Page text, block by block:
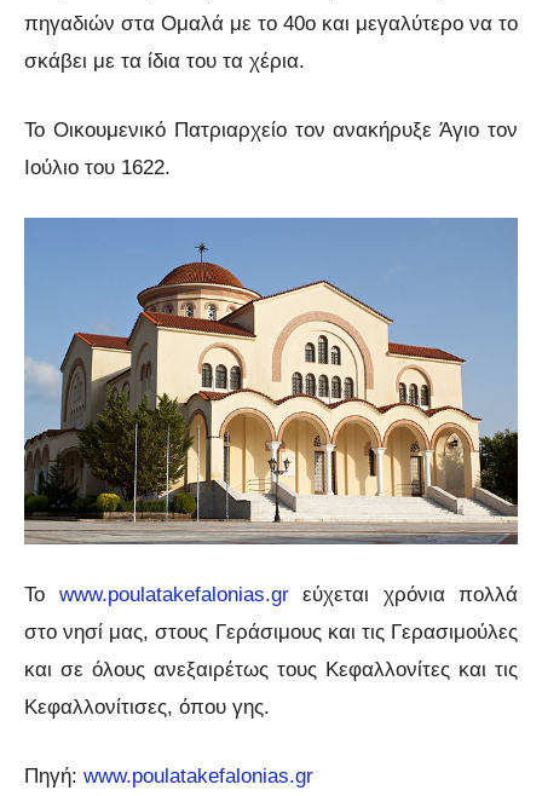
πηγαδιών στα Ομαλά με το 40ο και μεγαλύτερο να το
σκάβει με τα ίδια του τα χέρια.
Το Οικουμενικό Πατριαρχείο τον ανακήρυξε Άγιο τον
Ιούλιο του 1622.
Το www.poulatakefalonias.grεύχεται χρόνια πολλά
στο νησί μας, στους Γεράσιμους και τις Γερασιμούλες
και σε όλους ανεξαιρέτως τους Κεφαλλονίτες και τις
Κεφαλλονίτισες, όπου γης.
Πηγή: www.poulatakefalonias.gr